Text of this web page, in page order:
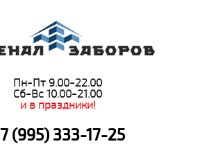
Пн-Пт 9.00-22.00
Сб-Вс 10.00-21.00
и в праздники!
(995) 333-17-25